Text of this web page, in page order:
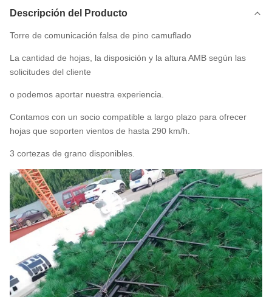
Descripción del Producto
Torre de comunicación falsa de pino camuflado
La cantidad de hojas, la disposición y la altura AMB según las
solicitudes del cliente
o podemos aportar nuestra experiencia.
Contamos con un socio compatible a largo plazo para ofrecer
hojas que soporten vientos de hasta 290 km/h.
3 cortezas de grano disponibles.